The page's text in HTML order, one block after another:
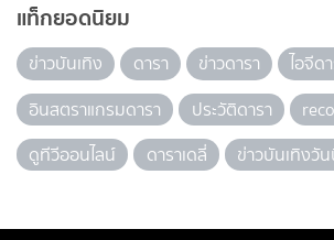
แท็กยอดนิยม
ข่าวบันเทิง ดารา ข่าวดารา
ไอจีด
อินสตราแกรมดารา
ประวัติดารา
ดูทีวีออนไลน์
ดาราเดลี่ ข่าวบันเทิงวั